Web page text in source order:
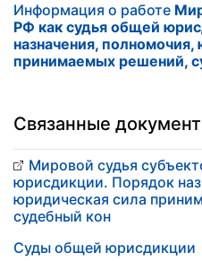
Информация о работе
РФ как судья общей
назначения,
принимаемых решений,
Связанные
Мировой судья
юрисдикции. Порядок
юридическая сила
судебный кон
Суды общей юрисдикции